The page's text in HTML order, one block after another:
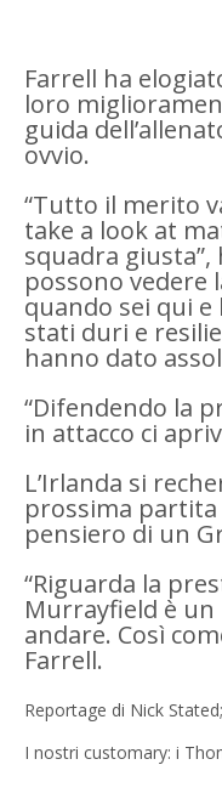
Farrell ha
loro
guida
ovvio.
“Tutto il merito
take a look at
squadra
possono vedere
quando sei qui
stati duri e
hanno dato
“Difendendo la
in attacco ci
L’Irlanda si
prossima partita
pensiero di un
“Riguarda la
Murrayfield è
andare. Così
Farrell.
Reportage di Nick
I nostri customary: i